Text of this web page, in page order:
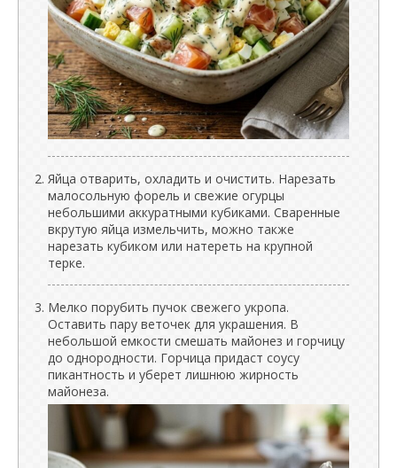
Яйца отварить, охладить и очистить. Нарезать
малосольную форель и свежие огурцы
небольшими аккуратными кубиками. Сваренные
вкрутую яйца измельчить, можно также
нарезать кубиком или натереть на крупной
терке.
Мелко порубить пучок свежего укропа.
Оставить пару веточек для украшения. В
небольшой емкости смешать майонез и горчицу
до однородности. Горчица придаст соусу
пикантность и уберет лишнюю жирность
майонеза.